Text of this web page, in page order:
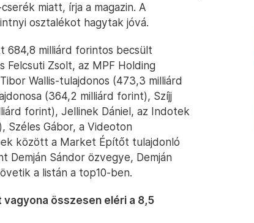
miatt, írja a magazin. A
osztalékot hagytak jóvá.
684,8 milliárd forintos becsült
Felcsuti Zsolt, az MPF Holding
Wallis-tulajdonos (473,3 milliárd
(364,2 milliárd forint), Szíjj
forint), Jellinek Dániel, az Indotek
Széles Gábor, a Videoton
között a Market Építőt tulajdonló
Demján Sándor özvegye, Demján
a listán a top10-ben.
összesen eléri a 8,5